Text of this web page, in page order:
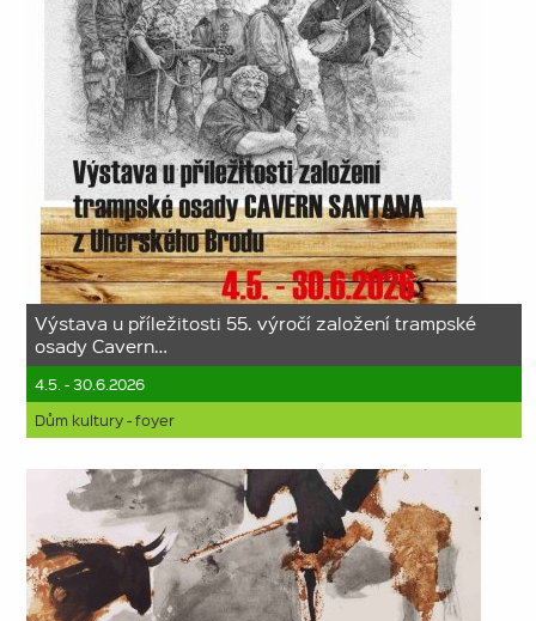
Výstava u příležitosti 55. výročí založení trampské
osady Cavern…
4.5. - 30.6.2026
Dům kultury - foyer